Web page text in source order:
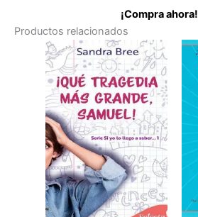
¡Compra ahora!
Productos relacionados